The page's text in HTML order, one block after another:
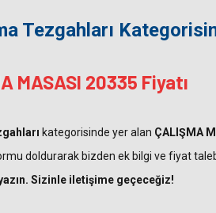
Tezgahları
MASASI 20335 Fiyatı
kategorisinde yer alan ÇALIŞMA
doldurarak bizden ek bilgi ve fiyat
Sizinle iletişime geçeceğiz!